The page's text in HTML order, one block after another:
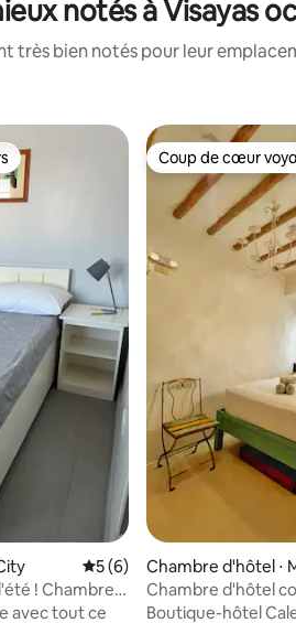
notés à Visayas
très bien notés pour leur
commentaires : 4,94 sur 5
Évaluation moyenne sur la
5 (6)
#6C
avec tout ce
Coup de cœur
Coup de cœur
Chambre d'hôtel ⋅
Chambre d'hôtel
3 personnes à la
Boutique-hôtel